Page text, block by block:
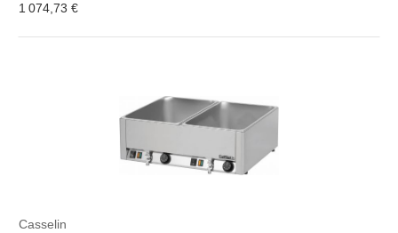
1 074,73 €
Casselin